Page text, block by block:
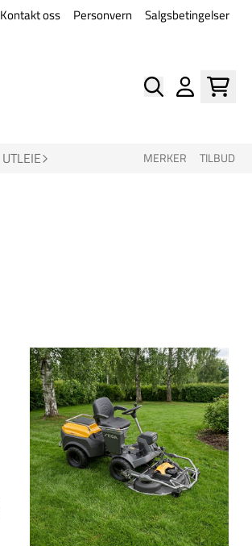
Kontakt oss Personvern Salgsbetingelser
UTLEIE MERKER TILBUD